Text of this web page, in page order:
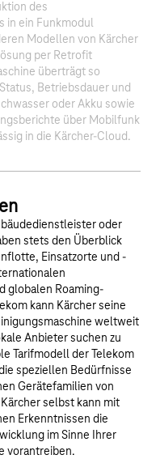
des
in ein Funkmodul
Modellen von Kärcher
per Retrofit
überträgt so
Betriebsdauer und
oder Akku sowie
über Mobilfunk
in die Kärcher-Cloud.
oder
stets den Überblick
Einsatzorte und -
globalen Roaming-
kann Kärcher seine
weltweit
Anbieter suchen zu
Tarifmodell der Telekom
speziellen Bedürfnisse
Gerätefamilien von
selbst kann mit
Erkenntnissen die
im Sinne Ihrer
vorantreiben.